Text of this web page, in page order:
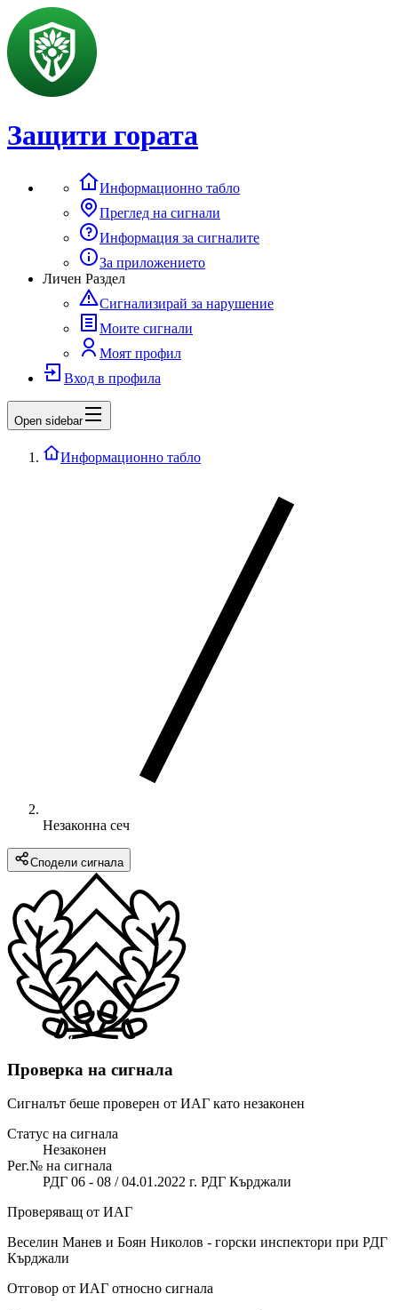
Защити гората
Информационно табло
Преглед на сигнали
Информация за сигналите
За приложението
Личен Раздел
Сигнализирай за нарушение
Моите сигнали
Моят профил
Вход в профила
Open sidebar
Информационно табло
Незаконна сеч
Сподели сигнала
Проверка на сигнала
Сигналът беше проверен от ИАГ като незаконен
Статус на сигнала
Незаконен
Рег.№ на сигнала
РДГ 06 - 08 / 04.01.2022 г. РДГ Кърджали
Проверяващ от ИАГ
Веселин Манев и Боян Николов - горски инспектори при РДГ
Кърджали
Отговор от ИАГ относно сигнала